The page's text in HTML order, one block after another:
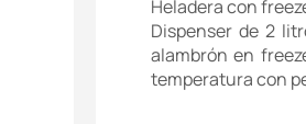
Heladera con
Dispenser de 2
alambrón en
temperatura con